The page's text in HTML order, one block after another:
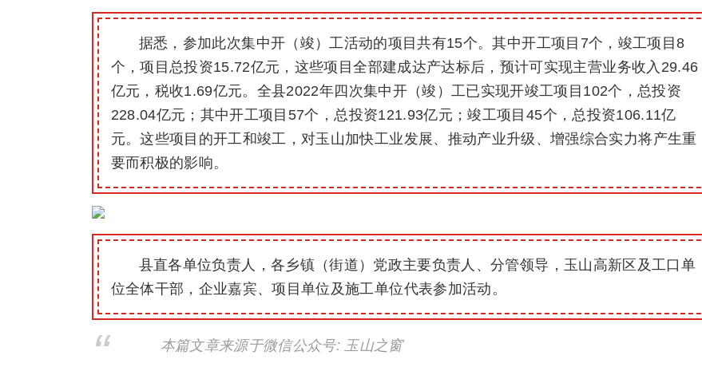
据悉，参加此次集中开（竣）工活动的项目共有15个。其中开工项目7个，竣工项目8
个，项目总投资15.72亿元，这些项目全部建成达产达标后，预计可实现主营业务收入29.46
亿元，税收1.69亿元。全县2022年四次集中开（竣）工已实现开竣工项目102个，总投资
228.04亿元；其中开工项目57个，总投资121.93亿元；竣工项目45个，总投资106.11亿
元。这些项目的开工和竣工，对玉山加快工业发展、推动产业升级、增强综合实力将产生重
要而积极的影响。
县直各单位负责人，各乡镇（街道）党政主要负责人、分管领导，玉山高新区及工口单
位全体干部，企业嘉宾、项目单位及施工单位代表参加活动。
本篇文章来源于微信公众号: 玉山之窗